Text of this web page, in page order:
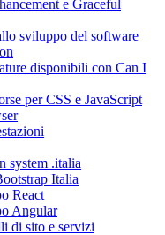
e Graceful
sviluppo del software
disponibili con Can I
per CSS e JavaScript
system .italia
Italia
React
Angular
di sito e servizi